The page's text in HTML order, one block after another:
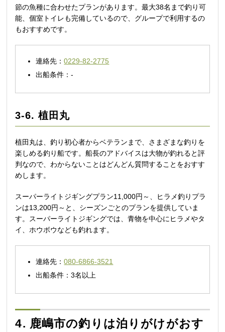
節の魚種に合わせたプランがあります。最大38名まで釣り可
能、個室トイレも完備しているので、グループで利用するの
もおすすめです。
連絡先：0229-82-2775
出船条件：-
3-6. 植田丸
植田丸は、釣り初心者からベテランまで、さまざまな釣りを
楽しめる釣り船です。船長のアドバイスは大物が釣れると評
判なので、わからないことはどんどん質問することをおすす
めします。
スーパーライトジギングプラン11,000円～、ヒラメ釣りプラ
ンは13,200円～と、シーズンごとのプランを提供していま
す。スーパーライトジギングでは、青物を中心にヒラメやタ
イ、ホウボウなども釣れます。
連絡先：080-6866-3521
出船条件：3名以上
4. 鹿嶋市の釣りは泊りがけがおす